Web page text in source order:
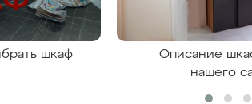
шкаф
Описание
нашего